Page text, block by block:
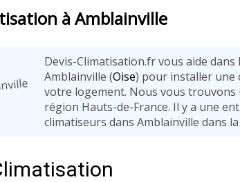
à Amblainville
Devis-Climatisation.fr vous aide
Amblainville (Oise) pour installer une
votre logement. Nous vous
région Hauts-de-France. Il y a une
climatiseurs dans Amblainville dans